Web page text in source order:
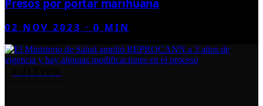
Presos por portar marihuana
02 NOV 2023 ·0 MIN